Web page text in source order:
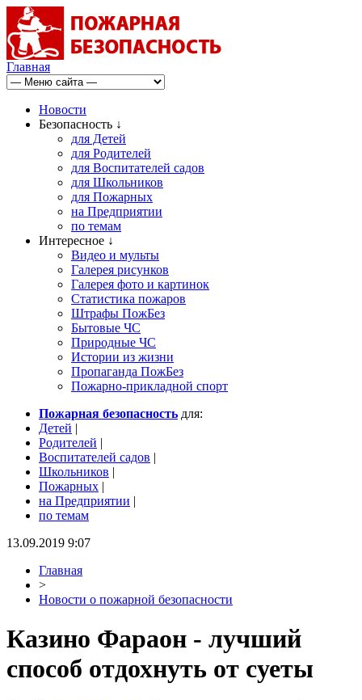
Главная
Новости
Безопасность ↓
для Детей
для Родителей
для Воспитателей садов
для Школьников
для Пожарных
на Предприятии
по темам
Интересное ↓
Видео и мульты
Галерея рисунков
Галерея фото и картинок
Статистика пожаров
Штрафы ПожБез
Бытовые ЧС
Природные ЧС
Истории из жизни
Пропаганда ПожБез
Пожарно-прикладной спорт
Пожарная безопасность для:
Детей |
Родителей |
Воспитателей садов |
Школьников |
Пожарных |
на Предприятии |
по темам
13.09.2019 9:07
Главная
>
Новости о пожарной безопасности
Казино Фараон - лучший
способ отдохнуть от суеты